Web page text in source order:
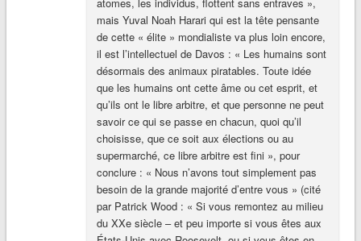
atomes, les individus, flottent sans entraves »,
mais Yuval Noah Harari qui est la tête pensante
de cette « élite » mondialiste va plus loin encore,
il est l’intellectuel de Davos : « Les humains sont
désormais des animaux piratables. Toute idée
que les humains ont cette âme ou cet esprit, et
qu’ils ont le libre arbitre, et que personne ne peut
savoir ce qui se passe en chacun, quoi qu’il
choisisse, que ce soit aux élections ou au
supermarché, ce libre arbitre est fini », pour
conclure : « Nous n’avons tout simplement pas
besoin de la grande majorité d’entre vous » (cité
par Patrick Wood : « Si vous remontez au milieu
du XXe siècle – et peu importe si vous êtes aux